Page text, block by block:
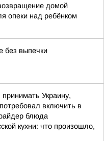
домой
опеки над ребёнком
без выпечки
Украину,
включить в
блюда
кухни: что произошло,